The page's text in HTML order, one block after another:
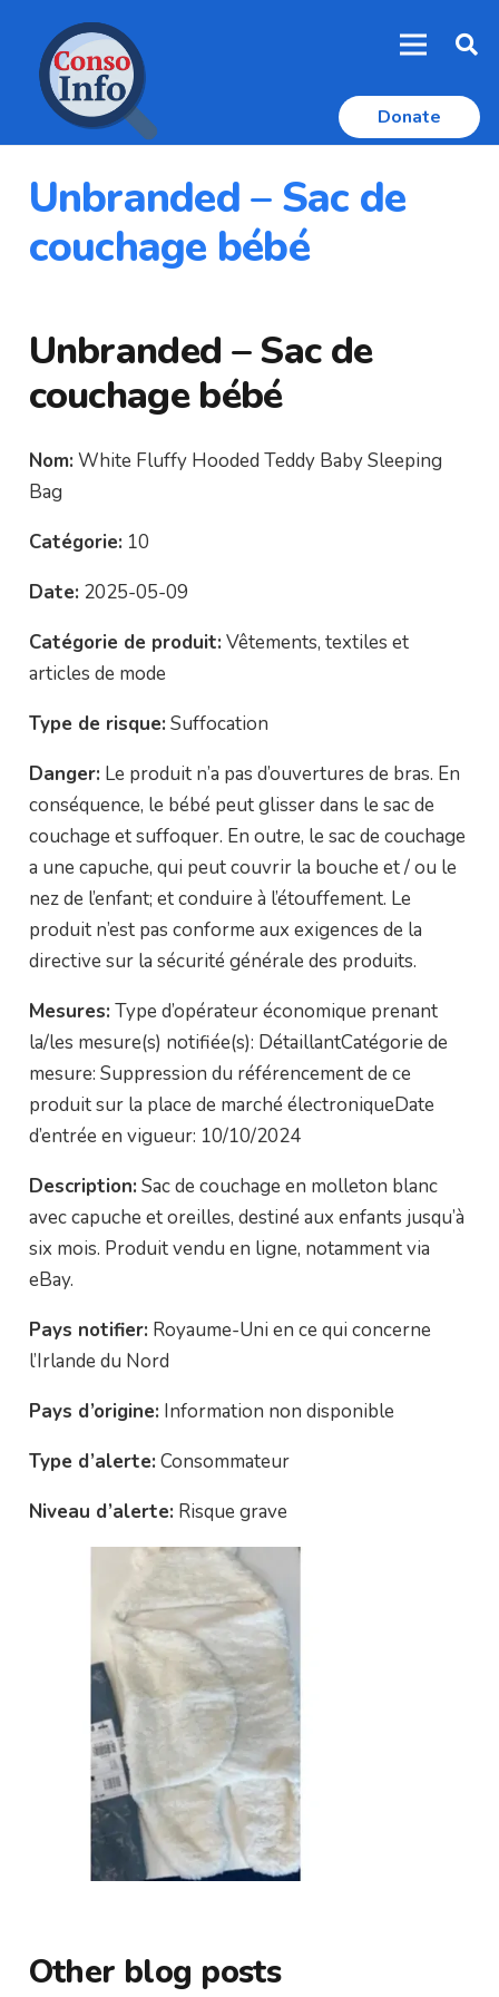
Donate
Unbranded – Sac de
couchage bébé
Unbranded – Sac de
couchage bébé
Nom: White Fluffy Hooded Teddy Baby Sleeping
Bag
Catégorie: 10
Date: 2025-05-09
Catégorie de produit: Vêtements, textiles et
articles de mode
Type de risque: Suffocation
Danger: Le produit n’a pas d’ouvertures de bras. En
conséquence, le bébé peut glisser dans le sac de
couchage et suffoquer. En outre, le sac de couchage
a une capuche, qui peut couvrir la bouche et / ou le
nez de l’enfant; et conduire à l’étouffement. Le
produit n’est pas conforme aux exigences de la
directive sur la sécurité générale des produits.
Mesures: Type d’opérateur économique prenant
la/les mesure(s) notifiée(s): DétaillantCatégorie de
mesure: Suppression du référencement de ce
produit sur la place de marché électroniqueDate
d’entrée en vigueur: 10/10/2024
Description: Sac de couchage en molleton blanc
avec capuche et oreilles, destiné aux enfants jusqu’à
six mois. Produit vendu en ligne, notamment via
eBay.
Pays notifier: Royaume-Uni en ce qui concerne
l’Irlande du Nord
Pays d’origine: Information non disponible
Type d’alerte: Consommateur
Niveau d’alerte: Risque grave
Other blog posts